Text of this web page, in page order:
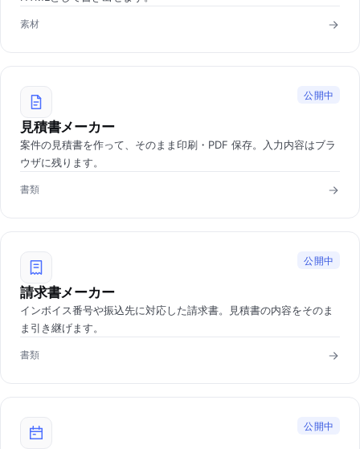
素材
公開中
見積書メーカー
案件の見積書を作って、そのまま印刷・PDF 保存。入力内容はブラ
ウザに残ります。
書類
公開中
請求書メーカー
インボイス番号や振込先に対応した請求書。見積書の内容をそのま
ま引き継げます。
書類
公開中